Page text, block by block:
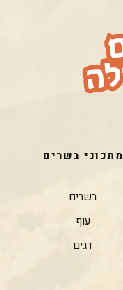
מתכוני בשרים
בשרים
עוף
דגים